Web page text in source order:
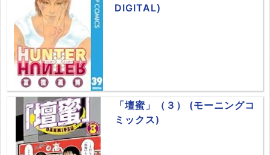
DIGITAL)
「壇蜜」（３） (モーニングコ
ミックス)